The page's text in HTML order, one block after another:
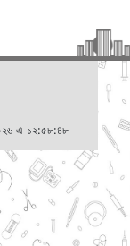
এ ১২:৫৮:৪৮